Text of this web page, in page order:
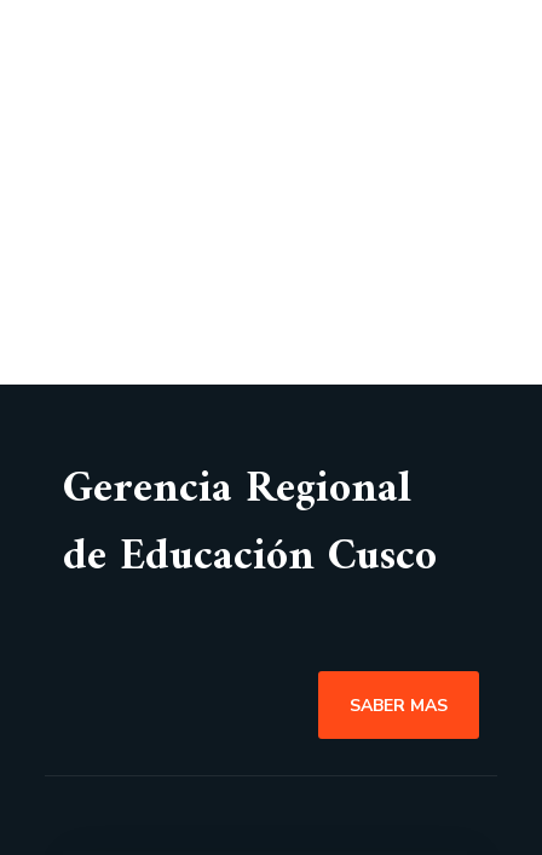
Gerencia Regional
de Educación Cusco
SABER MAS